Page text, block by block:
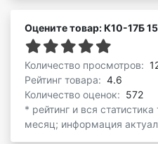
Оцените товар: К10-17Б
Количество просмотров:
Рейтинг товара: 4.6
Количество оценок: 572
* рейтинг и вся
месяц; информация